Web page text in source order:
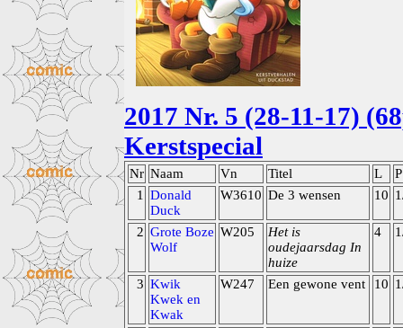
2017 Nr. 5 (28-11-17)
Kerstspecial
Nr Naam Vn Titel L
P
1
Donald
Duck
W3610 De 3 wensen 10
2 Grote Boze
Wolf
W205
Het is
oudejaarsdag In
huize
4
3 Kwik
Kwek en
Kwak
W247 Een gewone vent 10